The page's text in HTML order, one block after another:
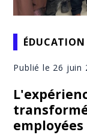
ÉDUCATION
Publié le 26 juin
employées